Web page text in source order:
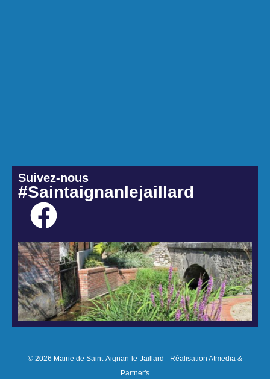
Suivez-nous
#Saintaignanlejaillard
© 2026 Mairie de Saint-Aignan-le-Jaillard - Réalisation Atmedia &
Partner's